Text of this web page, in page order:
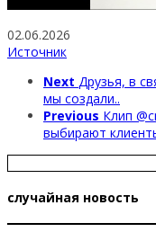
02.06.2026
Источник
Next Друзья, в
мы создали..
Previous Клип
выбирают
Найти:
случайная новость